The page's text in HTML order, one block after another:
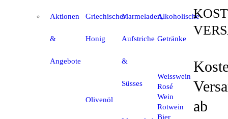
Aktionen
&
Angebote
Griechischer
Honig
Olivenöl
Marmeladen,
Aufstriche
&
Süsses
Alkoholische
Getränke
Weisswein
Rosé
Wein
Rotwein
Bier
ab